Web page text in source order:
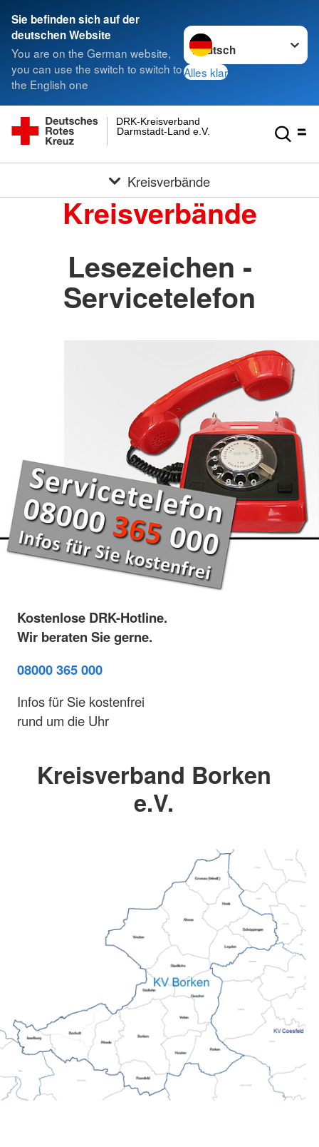
Sie befinden sich auf der
deutschen Website
You are on the German website,
you can use the switch to switch to
the English one
Sprache wechseln zu
Alles klar
Darmstadt-Land e.V.
DRK-Kreisverband
Kreisverbände
Kreisverbände
Lesezeichen -
Servicetelefon
Kostenlose DRK-Hotline.
Wir beraten Sie gerne.
08000 365 000
Infos für Sie kostenfrei
rund um die Uhr
Kreisverband Borken
e.V.